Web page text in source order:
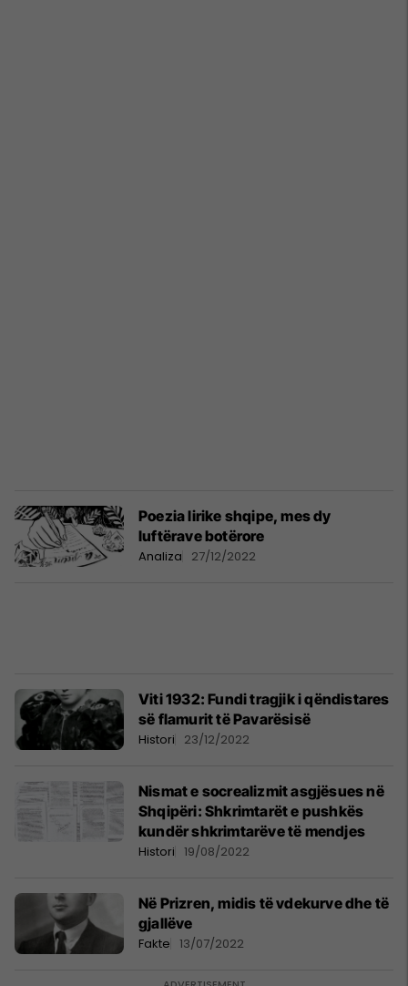
Poezia lirike shqipe, mes dy
luftërave botërore
Analiza 27/12/2022
Viti 1932: Fundi tragjik i qëndistares
së flamurit të Pavarësisë
Histori 23/12/2022
Nismat e socrealizmit asgjësues në
Shqipëri: Shkrimtarët e pushkës
kundër shkrimtarëve të mendjes
Histori 19/08/2022
Në Prizren, midis të vdekurve dhe të
gjallëve
Fakte 13/07/2022